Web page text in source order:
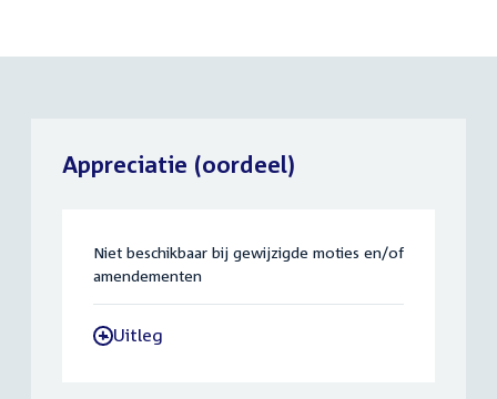
Appreciatie (oordeel)
Niet beschikbaar bij gewijzigde moties en/of
amendementen
-Uitleg